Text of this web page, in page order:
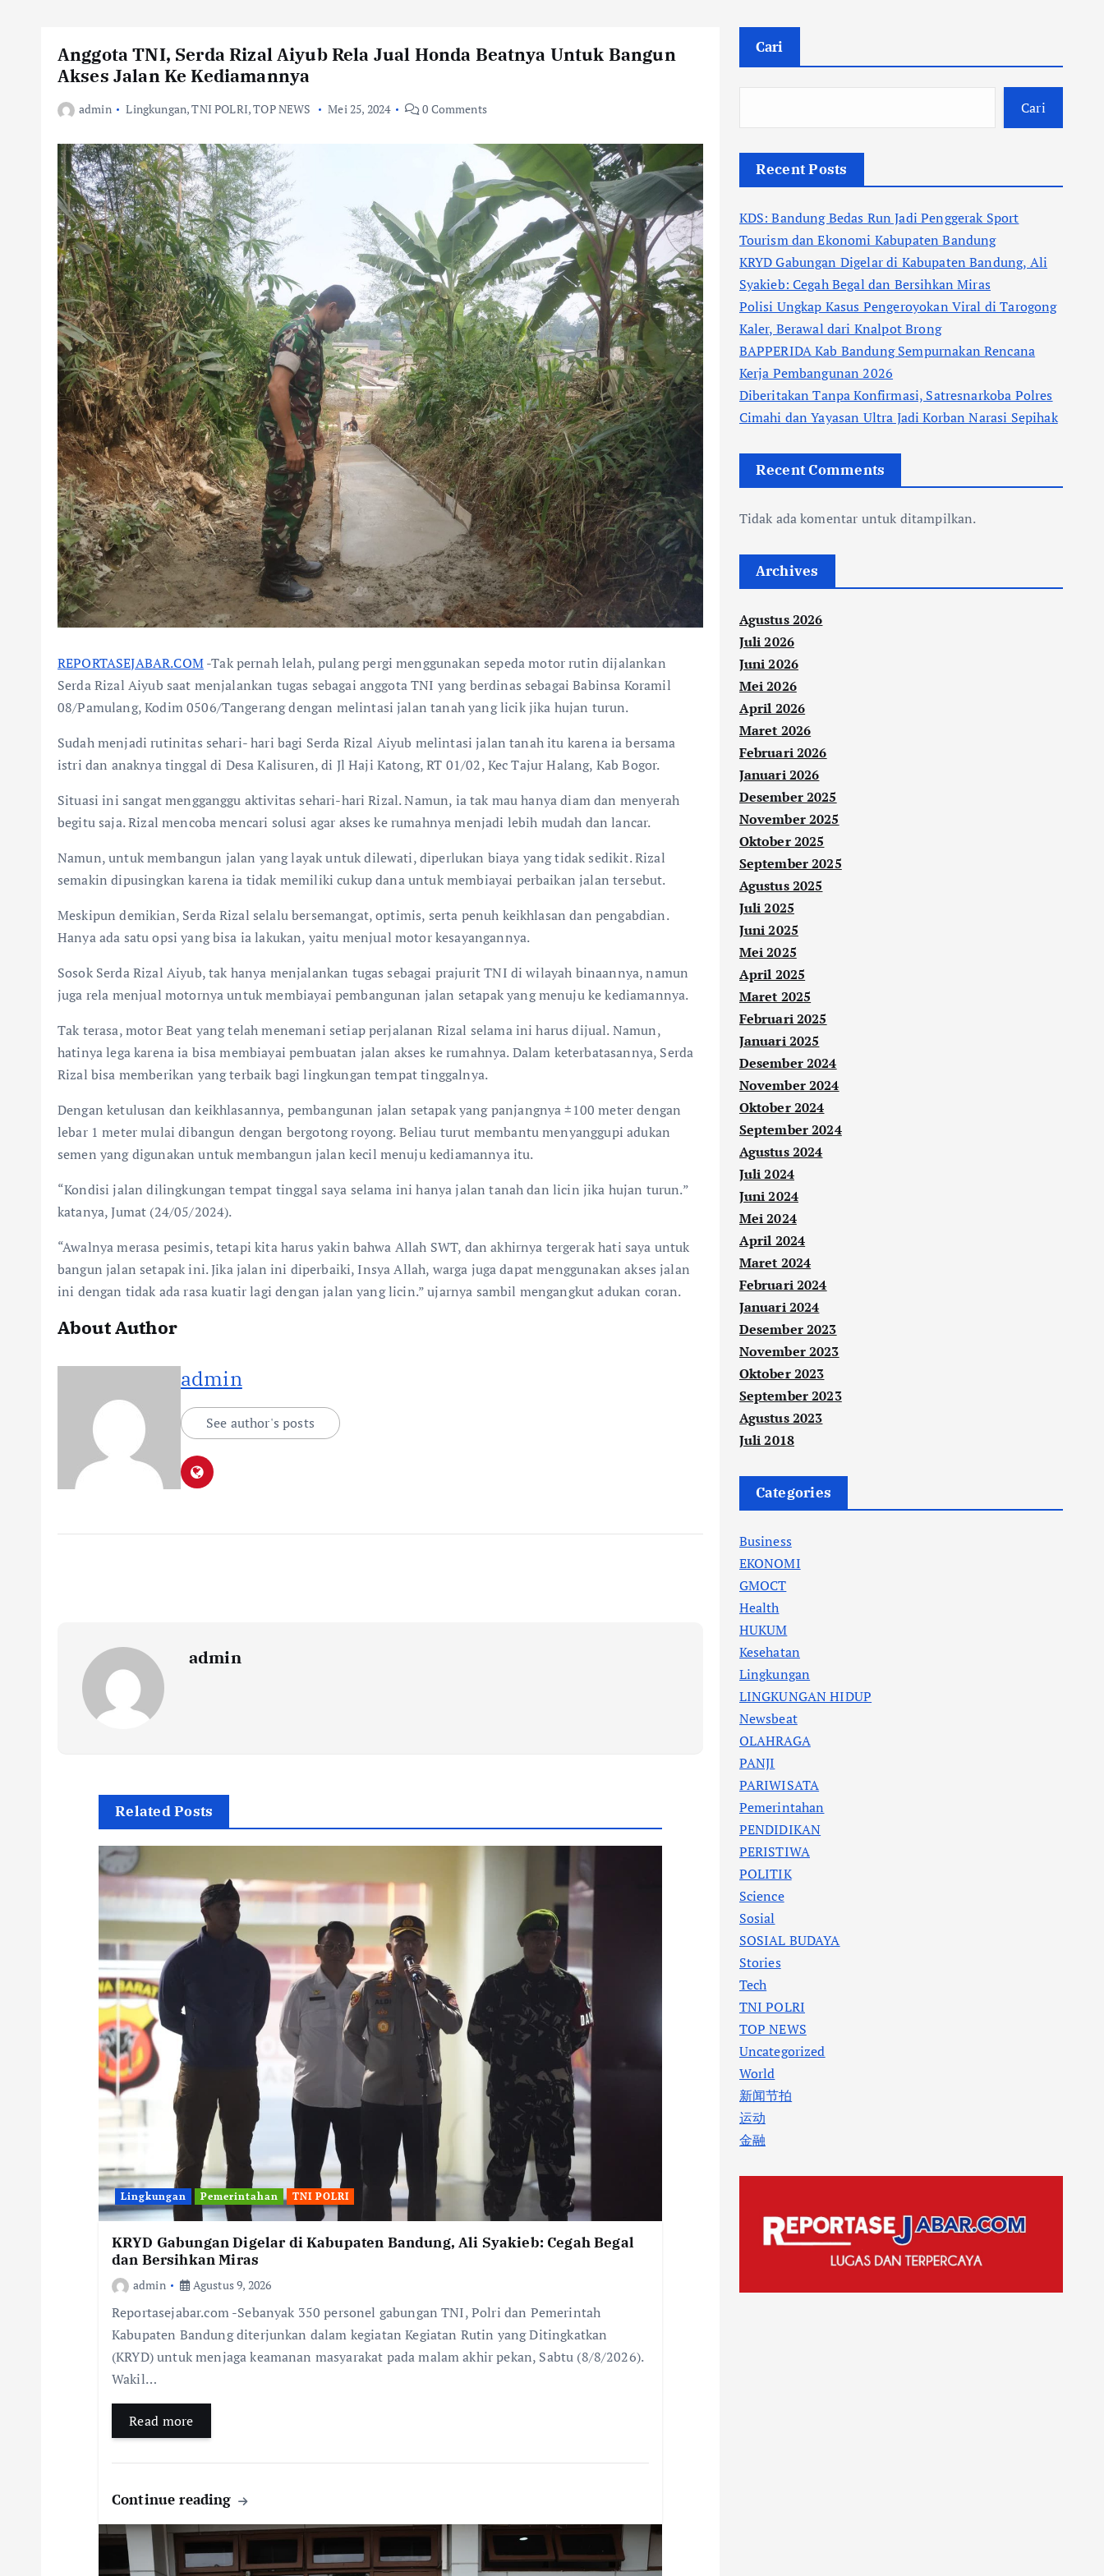
Anggota TNI, Serda Rizal Aiyub Rela Jual Honda Beatnya Untuk Bangun
Akses Jalan Ke Kediamannya
admin Lingkungan,TNI POLRI,TOP NEWS Mei 25, 2024 0 Comments
REPORTASEJABAR.COM-Tak pernah lelah, pulang pergi menggunakan sepeda motor rutin dijalankan
Serda Rizal Aiyub saat menjalankan tugas sebagai anggota TNI yang berdinas sebagai Babinsa Koramil
08/Pamulang, Kodim 0506/Tangerang dengan melintasi jalan tanah yang licik jika hujan turun.
Sudah menjadi rutinitas sehari- hari bagi Serda Rizal Aiyub melintasi jalan tanah itu karena ia bersama
istri dan anaknya tinggal di Desa Kalisuren, di Jl Haji Katong, RT 01/02, Kec Tajur Halang, Kab Bogor.
Situasi ini sangat mengganggu aktivitas sehari-hari Rizal. Namun, ia tak mau hanya diam dan menyerah
begitu saja. Rizal mencoba mencari solusi agar akses ke rumahnya menjadi lebih mudah dan lancar.
Namun, untuk membangun jalan yang layak untuk dilewati, diperlukan biaya yang tidak sedikit. Rizal
semakin dipusingkan karena ia tidak memiliki cukup dana untuk membiayai perbaikan jalan tersebut.
Meskipun demikian, Serda Rizal selalu bersemangat, optimis, serta penuh keikhlasan dan pengabdian.
Hanya ada satu opsi yang bisa ia lakukan, yaitu menjual motor kesayangannya.
Sosok Serda Rizal Aiyub, tak hanya menjalankan tugas sebagai prajurit TNI di wilayah binaannya, namun
juga rela menjual motornya untuk membiayai pembangunan jalan setapak yang menuju ke kediamannya.
Tak terasa, motor Beat yang telah menemani setiap perjalanan Rizal selama ini harus dijual. Namun,
hatinya lega karena ia bisa membiayai pembuatan jalan akses ke rumahnya. Dalam keterbatasannya, Serda
Rizal bisa memberikan yang terbaik bagi lingkungan tempat tinggalnya.
Dengan ketulusan dan keikhlasannya, pembangunan jalan setapak yang panjangnya ±100 meter dengan
lebar 1 meter mulai dibangun dengan bergotong royong. Beliau turut membantu menyanggupi adukan
semen yang digunakan untuk membangun jalan kecil menuju kediamannya itu.
“Kondisi jalan dilingkungan tempat tinggal saya selama ini hanya jalan tanah dan licin jika hujan turun.”
katanya, Jumat (24/05/2024).
“Awalnya merasa pesimis, tetapi kita harus yakin bahwa Allah SWT, dan akhirnya tergerak hati saya untuk
bangun jalan setapak ini. Jika jalan ini diperbaiki, Insya Allah, warga juga dapat menggunakan akses jalan
ini dengan tidak ada rasa kuatir lagi dengan jalan yang licin.” ujarnya sambil mengangkut adukan coran.
About Author
admin
See author's posts
admin
Related Posts
Lingkungan Pemerintahan TNI POLRI
KRYD Gabungan Digelar di Kabupaten Bandung, Ali Syakieb: Cegah Begal
dan Bersihkan Miras
admin Agustus 9, 2026
Reportasejabar.com -Sebanyak 350 personel gabungan TNI, Polri dan Pemerintah
Kabupaten Bandung diterjunkan dalam kegiatan Kegiatan Rutin yang Ditingkatkan
(KRYD) untuk menjaga keamanan masyarakat pada malam akhir pekan, Sabtu (8/8/2026).
Wakil…
Read more
Continue reading
Cari
Cari
Recent Posts
KDS: Bandung Bedas Run Jadi Penggerak Sport
Tourism dan Ekonomi Kabupaten Bandung
KRYD Gabungan Digelar di Kabupaten Bandung, Ali
Syakieb: Cegah Begal dan Bersihkan Miras
Polisi Ungkap Kasus Pengeroyokan Viral di Tarogong
Kaler, Berawal dari Knalpot Brong
BAPPERIDA Kab Bandung Sempurnakan Rencana
Kerja Pembangunan 2026
Diberitakan Tanpa Konfirmasi, Satresnarkoba Polres
Cimahi dan Yayasan Ultra Jadi Korban Narasi Sepihak
Recent Comments
Tidak ada komentar untuk ditampilkan.
Archives
Agustus 2026
Juli 2026
Juni 2026
Mei 2026
April 2026
Maret 2026
Februari 2026
Januari 2026
Desember 2025
November 2025
Oktober 2025
September 2025
Agustus 2025
Juli 2025
Juni 2025
Mei 2025
April 2025
Maret 2025
Februari 2025
Januari 2025
Desember 2024
November 2024
Oktober 2024
September 2024
Agustus 2024
Juli 2024
Juni 2024
Mei 2024
April 2024
Maret 2024
Februari 2024
Januari 2024
Desember 2023
November 2023
Oktober 2023
September 2023
Agustus 2023
Juli 2018
Categories
Business
EKONOMI
GMOCT
Health
HUKUM
Kesehatan
Lingkungan
LINGKUNGAN HIDUP
Newsbeat
OLAHRAGA
PANJI
PARIWISATA
Pemerintahan
PENDIDIKAN
PERISTIWA
POLITIK
Science
Sosial
SOSIAL BUDAYA
Stories
Tech
TNI POLRI
TOP NEWS
Uncategorized
World
新闻节拍
运动
金融